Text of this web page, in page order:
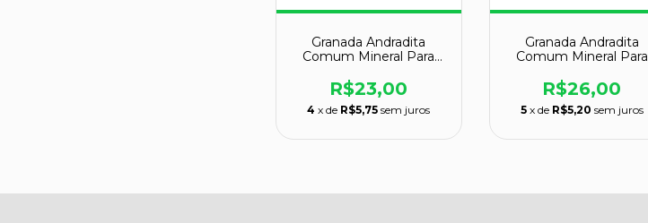
Granada Andradita
Comum Mineral Para
129043
R$23,00
4 x de R$5,75 sem juros
Granada Andradita
Comum Mineral Para
129044
R$26,00
5 x de R$5,20 sem juros